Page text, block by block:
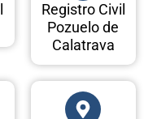
Registro Civil
Pozuelo de
Calatrava